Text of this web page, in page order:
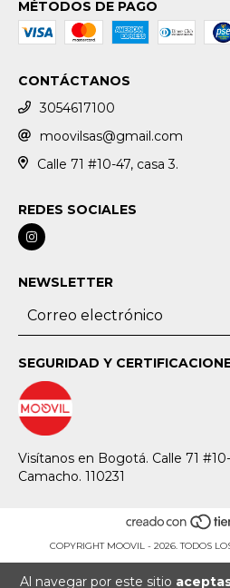
Al navegar por este sitio
MÉTODOS DE PAGO
CONTÁCTANOS
3054617100
moovilsas@gmail.com
Calle 71 #10-47, casa 3.
REDES SOCIALES
NEWSLETTER
SEGURIDAD Y
Visítanos en Bogotá. Calle 71
Camacho. 110231
COPYRIGHT MOOVIL - 2026. TODOS